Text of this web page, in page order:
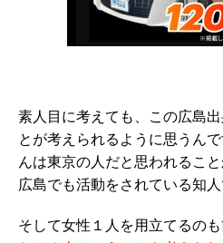
素人目に考えても、この広島
とが考えられるように思うん
んは東京の人だと思われるこ
広島でも活動をされている知人
そして女性１人を用立てるの